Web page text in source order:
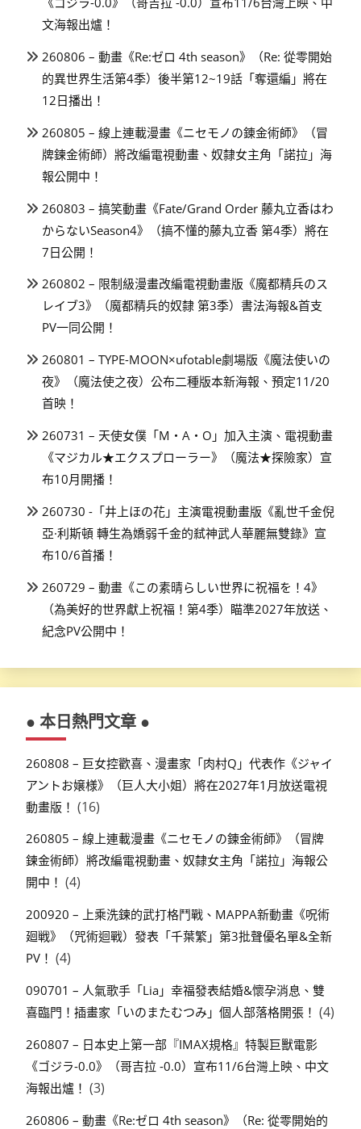
文海報出爐！
260806 – 動畫《Re:ゼロ 4th season》（Re: 從零開始
的異世界生活第4季）後半第12~19話「奪還編」將在
12日播出！
260805 – 線上連載漫畫《ニセモノの錬金術師》（冒
牌鍊金術師）將改編電視動畫、奴隸女主角「諾拉」海
報公開中！
260803 – 搞笑動畫《Fate/Grand Order 藤丸立香はわ
からないSeason4》（搞不懂的藤丸立香 第4季）將在
7日公開！
260802 – 限制級漫畫改編電視動畫版《魔都精兵のス
レイブ3》（魔都精兵的奴隸 第3季）書法海報&首支
PV一同公開！
260801 – TYPE-MOON×ufotable劇場版《魔法使いの
夜》（魔法使之夜）公布二種版本新海報、預定11/20
首映！
260731 – 天使女僕「M・A・O」加入主演、電視動畫
《マジカル★エクスプローラー》（魔法★探險家）宣
布10月開播！
260730 -「井上ほの花」主演電視動畫版《亂世千金倪
亞·利斯頓 轉生為嬌弱千金的弒神武人華麗無雙錄》宣
布10/6首播！
260729 – 動畫《この素晴らしい世界に祝福を！4》
（為美好的世界獻上祝福！第4季）瞄準2027年放送、
紀念PV公開中！
● 本日熱門文章 ●
260808 – 巨女控歡喜、漫畫家「肉村Q」代表作《ジャイ
アントお嬢様》（巨人大小姐）將在2027年1月放送電視
動畫版！ (16)
260805 – 線上連載漫畫《ニセモノの錬金術師》（冒牌
鍊金術師）將改編電視動畫、奴隸女主角「諾拉」海報公
開中！ (4)
200920 – 上乘洗鍊的武打格鬥戰、MAPPA新動畫《呪術
廻戦》（咒術迴戰）發表「千葉繁」第3批聲優名單&全新
PV！ (4)
090701 – 人氣歌手「Lia」幸福發表結婚&懷孕消息、雙
喜臨門！插畫家「いのまたむつみ」個人部落格開張！ (4)
260807 – 日本史上第一部『IMAX規格』特製巨獸電影
《ゴジラ-0.0》（哥吉拉 -0.0）宣布11/6台灣上映、中文
海報出爐！ (3)
260806 – 動畫《Re:ゼロ 4th season》（Re: 從零開始的